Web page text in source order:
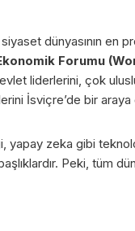
dünyasının en
Forumu
liderlerini, çok
İsviçre’de bir araya
yapay zeka gibi
Peki, tüm